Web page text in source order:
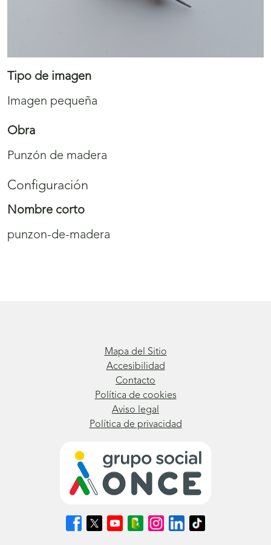
Tipo de imagen
Imagen pequeña
Obra
Punzón de madera
Configuración
Nombre corto
punzon-de-madera
Mapa del Sitio
Accesibilidad
Contacto
Política de cookies
Aviso legal
Política de privacidad
Síguenos
en
Síguenos
en
Síguenos
en
Síguenos
en
Síguenos
en
Síguenos
en
Síguenos
en